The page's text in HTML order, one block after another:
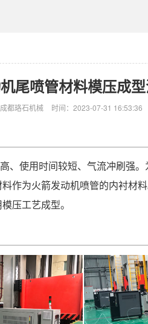
尾喷管材料模压成
都珞石机械 时间：2023-07-31 16:53:36
、使用时间较短、气流冲刷强
作为火箭发动机喷管的内衬材
压工艺成型。